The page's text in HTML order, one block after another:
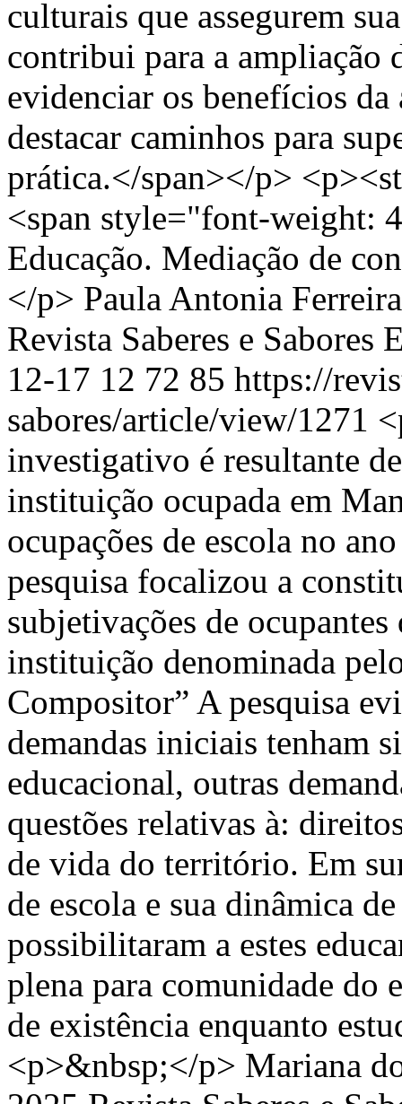
culturais que assegurem
contribui para a ampliação
evidenciar os benefícios da
destacar caminhos para
prática.</span></p>
<span style="font-weight:
Educação. Mediação de
</p> Paula Antonia
Revista Saberes e Sabores
12-17 12 72 85 https://
sabores/article/view/1271
investigativo é resultante
instituição ocupada em
ocupações de escola no
pesquisa focalizou a
subjetivações de ocupantes
instituição denominada
Compositor” A pesquisa
demandas iniciais tenham
educacional, outras
questões relativas à:
de vida do território. Em
de escola e sua dinâmica
possibilitaram a estes
plena para comunidade do
de existência enquanto
<p>&nbsp;</p> Mariana